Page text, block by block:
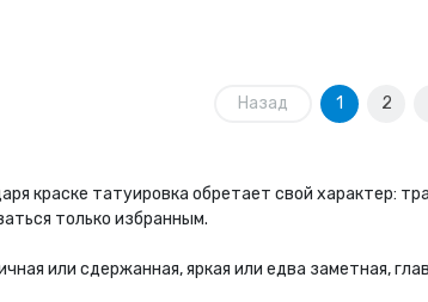
Назад 1 2
краске татуировка обретает свой характер:
только избранным.
или сдержанная, яркая или едва заметная,